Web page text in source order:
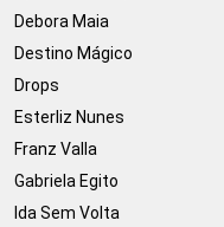
Debora Maia
Destino Mágico
Drops
Esterliz Nunes
Franz Valla
Gabriela Egito
Ida Sem Volta